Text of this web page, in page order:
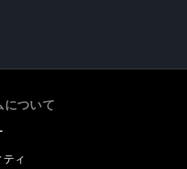
について
ィ